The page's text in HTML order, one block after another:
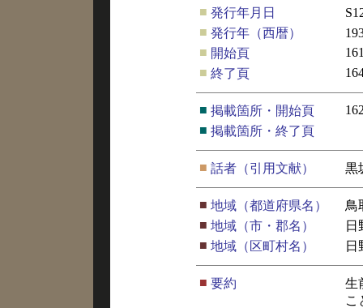
■ 発行年月日
■ 発行年（西暦）
■ 開始頁
■ 終了頁
■ 掲載箇所・開始頁
■ 掲載箇所・終了頁
■ 話者（引用文献） 黒
■ 地域（都道府県名）
鳥
■ 地域（市・郡名）
日
■ 地域（区町村名） 日
■ 要約
生
こ